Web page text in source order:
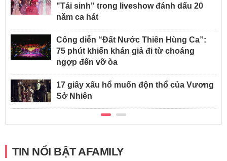
"Tái sinh" trong liveshow đánh dấu 20
năm ca hát
Công diễn “Đất Nước Thiên Hùng Ca”:
75 phút khiến khán giả đi từ choáng
ngợp đến vỡ òa
17 giây xấu hổ muốn độn thổ của Vương
Sở Nhiên
TIN NỔI BẬT AFAMILY